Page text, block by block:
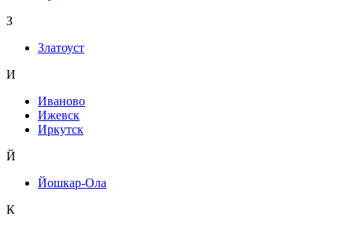
З
Златоуст
И
Иваново
Ижевск
Иркутск
Й
Йошкар-Ола
К